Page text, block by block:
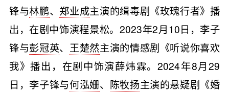
锋与林鹏、 郑业成主演的缉毒剧《玫瑰行者》播
出，在剧中饰演程景松。2023年2月10日，李子
锋与彭冠英、 王楚然主演的情感剧《听说你喜欢
我》播出，在剧中饰演薛炜霖。2024年8月29
日，李子锋与何泓姗、 陈牧扬主演的悬疑剧《婚